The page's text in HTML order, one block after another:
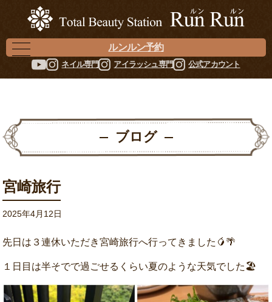
ルンルン予約
ネイル専門 アイラッシュ専門 公式アカウント
ブログ
宮崎旅行
2025年4月12日
先日は３連休いただき宮崎旅行へ行ってきました🥭🌴
１日目は半そでで過ごせるくらい夏のような天気でした🏖️